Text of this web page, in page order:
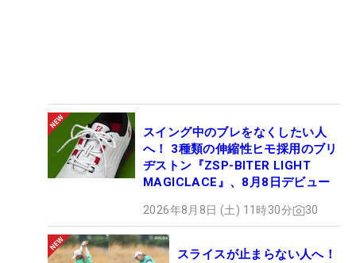
スイング中のブレをなくしたい人
へ！ 3種類の伸縮性ヒモ採用のブリ
ヂストン『ZSP-BITER LIGHT
MAGICLACE』、8月8日デビュー
2026年8月8日 (土) 11時30分 30
スライスが止まらない人へ！